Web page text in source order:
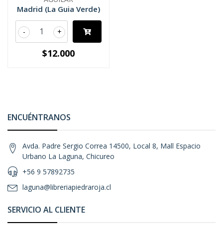
Madrid (La Guia Verde)
+
-
$12.000
ENCUÉNTRANOS
Avda. Padre Sergio Correa 14500, Local 8, Mall Espacio
Urbano La Laguna, Chicureo
+56 9 57892735
laguna@libreriapiedraroja.cl
SERVICIO AL CLIENTE